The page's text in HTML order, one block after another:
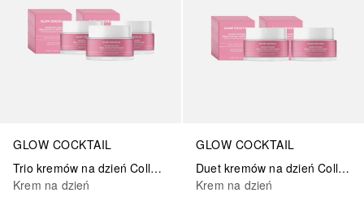
GLOW COCKTAIL
Trio kremów na dzień Collagen Glow
Krem na dzień
GLOW COCKTAIL
Duet kremów na dzień Collagen Glow
Krem na dzień